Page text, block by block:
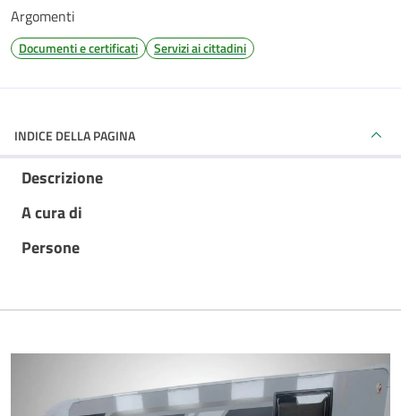
Argomenti
Documenti e certificati Servizi ai cittadini
INDICE DELLA PAGINA
Descrizione
A cura di
Persone